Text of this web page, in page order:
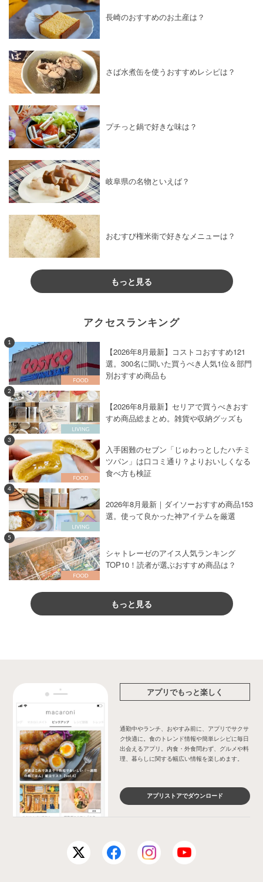
長崎のおすすめのお土産は？
さば水煮缶を使うおすすめレシピは？
プチっと鍋で好きな味は？
岐阜県の名物といえば？
おむすび権米衛で好きなメニューは？
もっと見る
アクセスランキング
1
【2026年8月最新】コストコおすすめ121
選。300名に聞いた買うべき人気1位＆部門
別おすすめ商品も
2
【2026年8月最新】セリアで買うべきおす
すめ商品総まとめ。雑貨や収納グッズも
3
入手困難のセブン「じゅわっとしたハチミ
ツパン」は口コミ通り？よりおいしくなる
食べ方も検証
4
2026年8月最新｜ダイソーおすすめ商品153
選。使って良かった神アイテムを厳選
5
シャトレーゼのアイス人気ランキング
TOP10！読者が選ぶおすすめ商品は？
もっと見る
アプリでもっと楽しく
通勤中やランチ、おやすみ前に、アプリでサクサ
ク快適に。食のトレンド情報や簡単レシピに毎日
出会えるアプリ。内食・外食問わず、グルメや料
理、暮らしに関する幅広い情報を楽しめます。
アプリストアでダウンロード